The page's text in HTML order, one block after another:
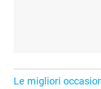
Le migliori